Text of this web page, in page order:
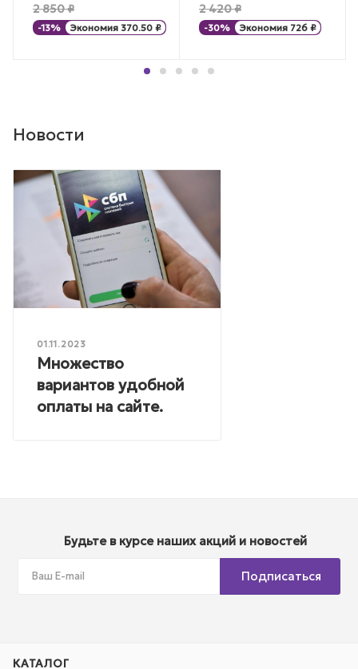
2 850₽
-13% Экономия 370.50 ₽
2 420₽
-30% Экономия 726 ₽
Новости
01.11.2023
Множество
вариантов удобной
оплаты на сайте.
Будьте в курсе наших акций и новостей
Подписаться
КАТАЛОГ